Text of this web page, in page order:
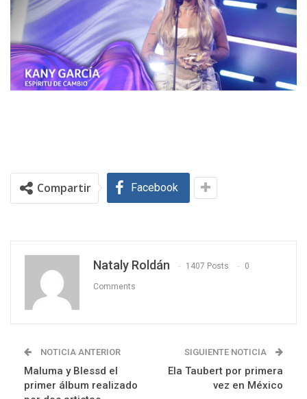
Compartir Facebook
Nataly Roldán 1407 Posts 0
Comments
NOTICIA ANTERIOR
Maluma y Blessd el
primer álbum realizado
SIGUIENTE NOTICIA
Ela Taubert por primera
vez en México